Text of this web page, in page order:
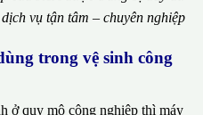
vụ tận tâm – chuyên nghiệp
trong vệ sinh công
ở quy mô công nghiệp thì máy